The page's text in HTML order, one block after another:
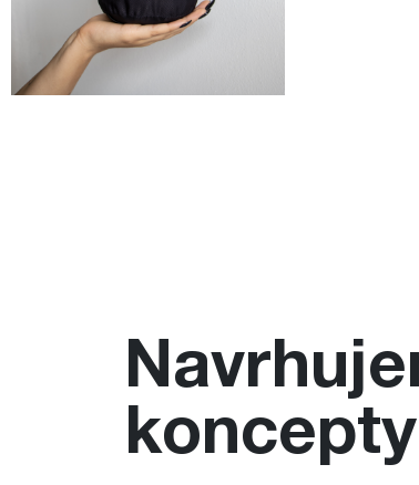
koncepty